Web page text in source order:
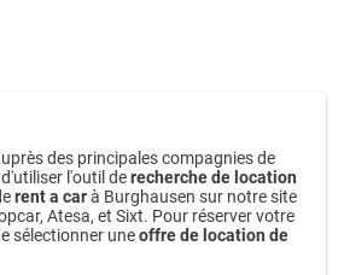
des principales compagnies de
l'outil derecherche de location
rent a carà Burghausen sur notre site
Atesa, et Sixt. Pour réserver votre
sélectionner uneoffre de location de